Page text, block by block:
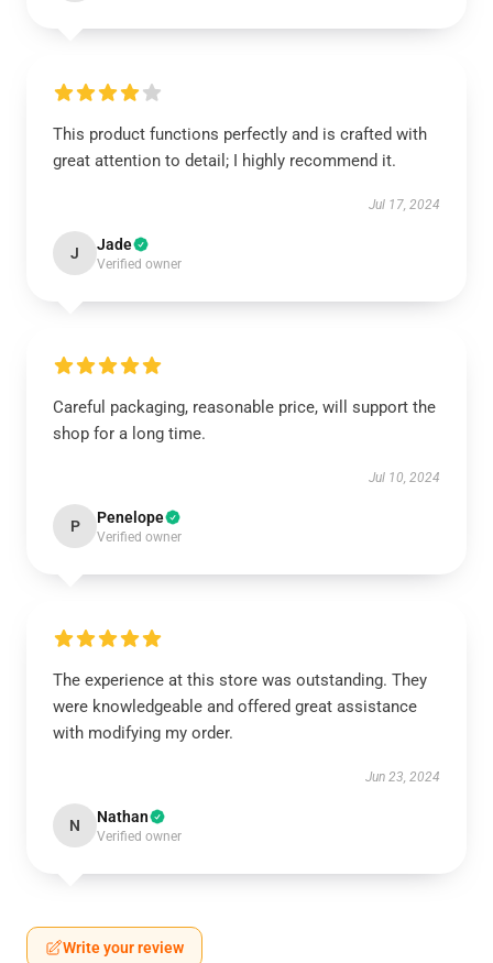
This product functions perfectly and is crafted with
great attention to detail; I highly recommend it.
Jul 17, 2024
J Jade
Verified owner
Careful packaging, reasonable price, will support the
shop for a long time.
Jul 10, 2024
P Penelope
Verified owner
The experience at this store was outstanding. They
were knowledgeable and offered great assistance
with modifying my order.
Jun 23, 2024
N Nathan
Verified owner
Write your review